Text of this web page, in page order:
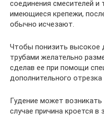
соединения смесителей и
имеющиеся крепежи,
обычно исчезают.
Чтобы понизить высокое
трубами желательно
сделав ее при помощи
дополнительного
Гудение может
случае причина кроется